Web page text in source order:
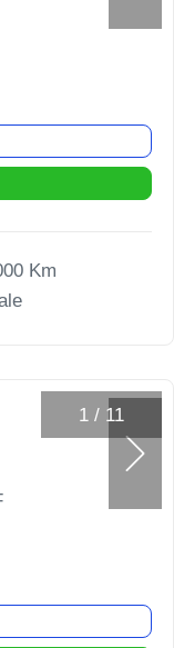
Km
1 / 11